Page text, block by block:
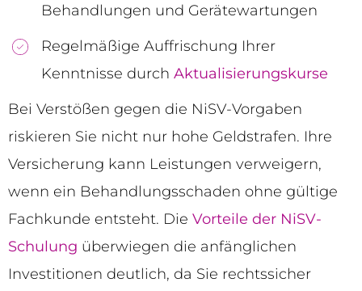
Behandlungen und Gerätewartungen
Regelmäßige Auffrischung Ihrer
Kenntnisse durch Aktualisierungskurse
Bei Verstößen gegen die NiSV-Vorgaben
riskieren Sie nicht nur hohe Geldstrafen. Ihre
Versicherung kann Leistungen verweigern,
wenn ein Behandlungsschaden ohne gültige
Fachkunde entsteht. Die Vorteile der NiSV-
Schulung überwiegen die anfänglichen
Investitionen deutlich, da Sie rechtssicher